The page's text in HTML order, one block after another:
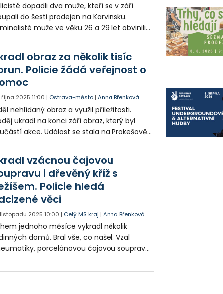
dopadli dva muže, kteří se v září
do šesti prodejen na Karvinsku.
muže ve věku 26 a 29 let obvinili z
vykradli dalších sedm objektů. Teď už
ve vazbě.
obraz za několik tisíc
Policie žádá veřejnost o
října 2025 11:00 | Ostrava-město |Anna Břenková
nehlídaný obraz a využil příležitosti.
ukradl na konci září obraz, který byl
akce. Událost se stala na Prokešově
pachatele. Hodnota obrazu je
na několik tisíc korun.
vzácnou čajovou
i dřevěný kříž s
Policie hledá
věci
listopadu 2025 10:00 | Celý MS kraj |Anna Břenková
jednoho měsíce vykradl několik
domů. Bral vše, co našel. Vzal
porcelánovou čajovou soupravu
gramofon. Muž celkem ukradl věci